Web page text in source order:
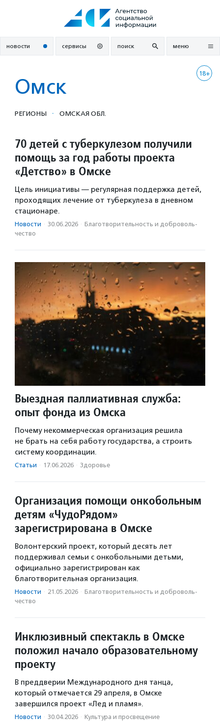
новости сервисы поиск меню
18+
Омск
РЕГИОНЫ · ОМСКАЯ ОБЛ.
70 детей с туберкулезом получили
помощь за год работы проекта
«Детство» в Омске
Цель инициативы — регулярная поддержка детей,
проходящих лечение от туберкулеза в дневном
стационаре.
Новости · 30.06.2026 · Благотвори­тель­ность и доброволь­
чест­во
Выездная паллиативная служба:
опыт фонда из Омска
Почему некоммерческая организация решила
не брать на себя работу государства, а строить
систему координации.
Статьи · 17.06.2026 · Здоровье
Организация помощи онкобольным
детям «ЧудоРядом»
зарегистрирована в Омске
Волонтерский проект, который десять лет
поддерживал семьи с онкобольными детьми,
официально зарегистрирован как
благотворительная организация.
Новости · 21.05.2026 · Благотвори­тель­ность и доброволь­
чест­во
Инклюзивный спектакль в Омске
положил начало образовательному
проекту
В преддверии Международного дня танца,
который отмечается 29 апреля, в Омске
завершился проект «Лед и пламя».
Новости · 30.04.2026 · Культура и просвещение